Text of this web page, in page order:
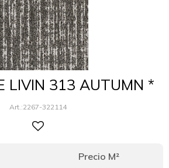
LIVIN 313 AUTUMN *
2267-322114